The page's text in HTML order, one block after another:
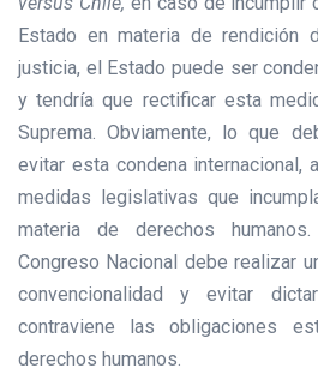
Estado en materia de rendición
justicia, el Estado puede ser
y tendría que rectificar esta
Suprema. Obviamente, lo que
evitar esta condena internacional,
medidas legislativas que
materia de derechos
Congreso Nacional debe realizar
convencionalidad y evitar
contraviene las obligaciones
derechos humanos.